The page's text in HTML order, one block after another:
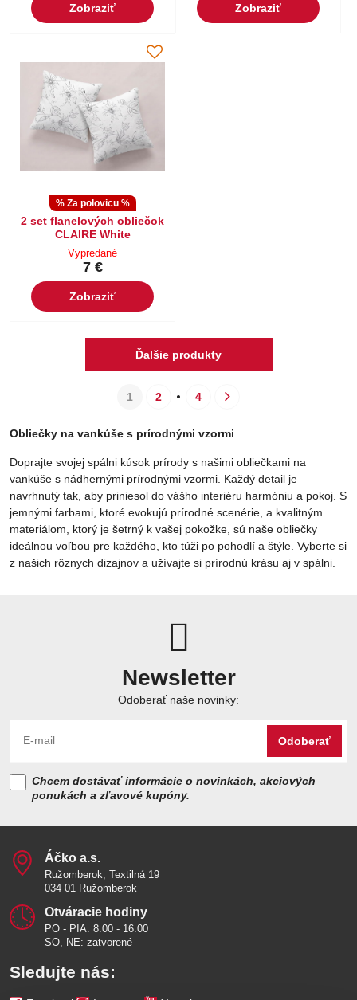
Zobraziť Zobraziť
% Za polovicu %
2 set flanelových obliečok
CLAIRE White
Vypredané
7 €
Zobraziť
Ďalšie produkty
1 2 4
Obliečky na vankúše s prírodnými vzormi
Doprajte svojej spálni kúsok prírody s našimi obliečkami na
vankúše s nádhernými prírodnými vzormi. Každý detail je
navrhnutý tak, aby priniesol do vášho interiéru harmóniu a pokoj. S
jemnými farbami, ktoré evokujú prírodné scenérie, a kvalitným
materiálom, ktorý je šetrný k vašej pokožke, sú naše obliečky
ideálnou voľbou pre každého, kto túži po pohodlí a štýle. Vyberte si
z našich rôznych dizajnov a užívajte si prírodnú krásu aj v spálni.
Newsletter
Odoberať naše novinky:
Odoberať
Chcem dostávať informácie o novinkách, akciových
ponukách a zľavové kupóny.
Áčko a​.s​.
Ružomberok, Textilná 19
034 01 Ružomberok
Otváracie hodiny
PO - PIA: 8:00 - 16:00
SO, NE: zatvorené
Sledujte nás: